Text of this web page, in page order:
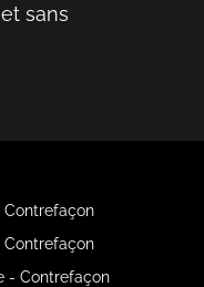
sans
Contrefaçon
Contrefaçon
- Contrefaçon